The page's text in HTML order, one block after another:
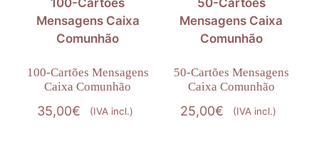
100-Cartões Mensagens
Caixa Comunhão
35,00€ (IVA incl.)
50-Cartões Mensagens
Caixa Comunhão
25,00€ (IVA incl.)